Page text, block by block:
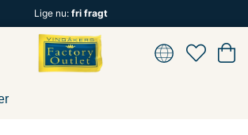
Lige nu: fri fragt